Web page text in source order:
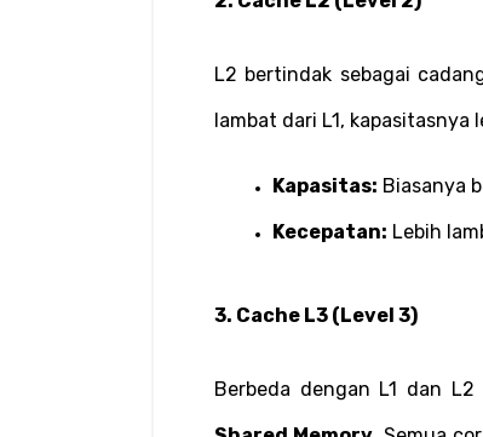
L2 bertindak sebagai
lambat dari L1, kapasitasnya
Kapasitas: Biasanya
Kecepatan: Lebih
3. Cache L3 (Level 3)